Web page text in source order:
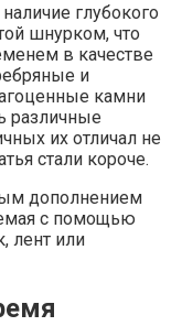
глубокого
шнурком, что
в качестве
и
камни
различные
их отличал не
стали короче.
дополнением
с помощью
лент или